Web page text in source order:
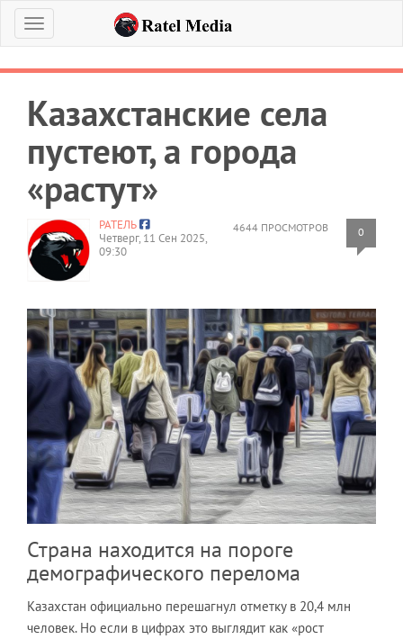
Меню
Казахстанские села
пустеют, а города
«растут»
4644 ПРОСМОТРОВ 0
РАТЕЛЬ
Четверг, 11 Сен 2025,
09:30
Страна находится на пороге
демографического перелома
Казахстан официально перешагнул отметку в 20,4 млн
человек. Но если в цифрах это выглядит как «рост